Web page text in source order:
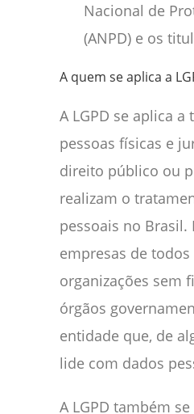
Nacional de
(ANPD) e os
A quem se aplica a
A LGPD se aplica a
pessoas físicas e
direito público ou
realizam o
pessoais no Brasil.
empresas de
organizações sem
órgãos
entidade que, de
lide com dados
A LGPD também